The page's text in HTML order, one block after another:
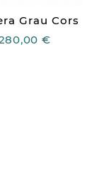
Grau Cors
€